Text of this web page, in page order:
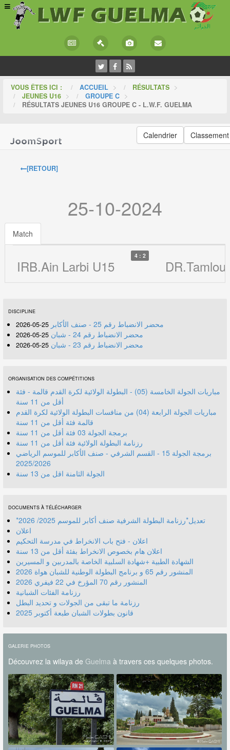
VOUS ÊTES ICI : ACCUEIL > RÉSULTATS >
JEUNES U16 > GROUPE C >
RÉSULTATS JEUNES U16 GROUPE C - L.W.F. GUELMA
Calendrier Classement
[RETOUR]
25-10-2024
Match
IRB.Ain Larbi U15
4 : 2
DISCIPLINE
محضر الانضباط رقم 25 - صنف الأكابر 25-05-2026
محضر الانضباط رقم 24 - شبان 25-05-2026
محضر الانضباط رقم 23 - شبان 25-05-2026
ORGANISATION DES COMPÉTITIONS
مباريات الجولة الخامسة (05) - البطولة الولائية لكرة القدم قالمة - فئة
أقل من 11 سنة
مباريات الجولة الرابعة (04) من منافسات البطولة الولائية لكرة القدم
قالمة فئة أقل من 11 سنة
برمجة الجولة 03 فئة أقل من 11 سنة
رزنامة البطولة الولائية فئة أقل من 11 سنة
برمجة الجولة 15 - القسم الشرفي - صنف الأكابر للموسم الرياضي
2025/2026
الجولة الثامنة اقل من 13 سنة
DOCUMENTS À TÉLÉCHARGER
*تعديل*رزنامة البطولة الشرفية صنف أكابر للموسم 2025/ 2026
اعلان
اعلان - فتح باب الانخراط في مدرسة التحكيم
اعلان هام بخصوص الانخراط بفئة أقل من 13 سنة
الشهادة الطبية +شهادة السلبية الخاصة بالمدربين و المسيرين
المنشور رقم 70 المؤرخ في 22 فيفري 2026
رزنامة الفئات الشبانية
رزنامة ما تبقى من الجولات و تحديد البطل
قانون بطولات الشبان طبعة أكتوبر 2025
GALERIE PHOTOS
Découvrez la wilaya de Guelmaà travers ces quelques photos.